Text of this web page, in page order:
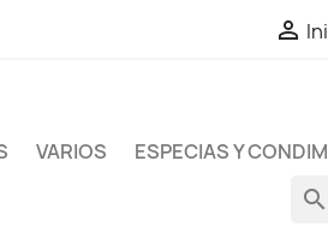

VARIOS ESPECIAS Y
search